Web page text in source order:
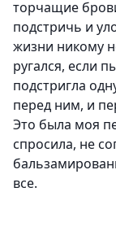
торчащие
подстричь и
жизни никому
ругался, если
подстригла
перед ним, и
Это была моя
спросила, не
все.